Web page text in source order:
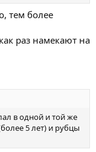
тем более
раз намекают на
в одной и той же
5 лет) и рубцы